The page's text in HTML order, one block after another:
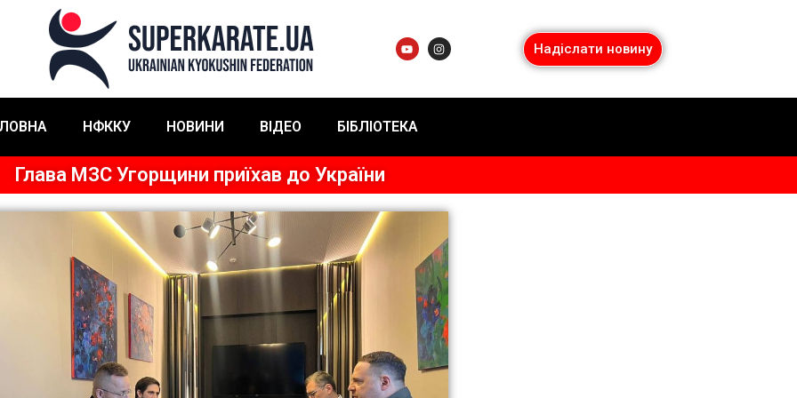
Надіслати новину
НФККУ НОВИНИ ВІДЕО БІБЛІОТЕКА
Глава МЗС Угорщини приїхав до України